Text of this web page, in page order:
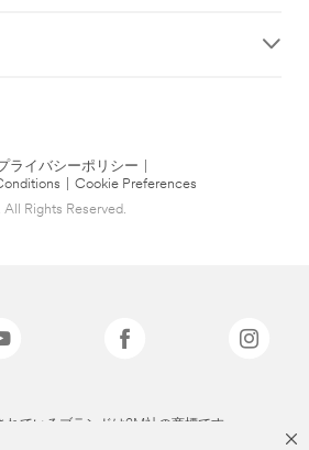
ライバシーポリシー
Cookie Preferences
Rights Reserved.
れているブランドは3M社の商標です。